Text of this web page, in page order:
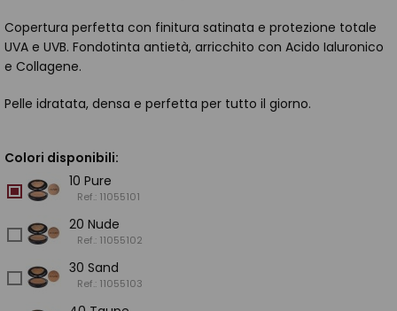
Copertura perfetta con finitura satinata e protezione totale
UVA e UVB. Fondotinta antietà, arricchito con Acido Ialuronico
e Collagene.
Pelle idratata, densa e perfetta per tutto il giorno.
Colori disponibili:
10 Pure
Ref.: 11055101
20 Nude
Ref.: 11055102
30 Sand
Ref.: 11055103